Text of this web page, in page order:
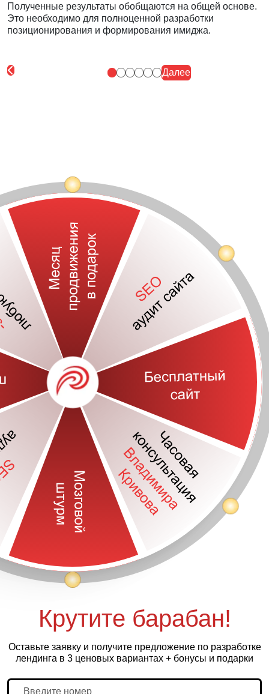
Полученные результаты обобщаются на общей основе.
Это необходимо для полноценной разработки
позиционирования и формирования имиджа.
Далее
Крутите барабан!
Оставьте заявку и получите предложение по разработке
лендинга в 3 ценовых вариантах + бонусы и подарки